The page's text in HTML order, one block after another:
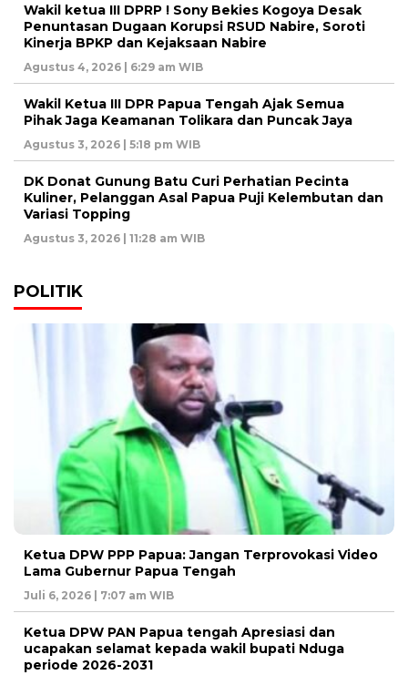
Wakil ketua III DPRP ! Sony Bekies Kogoya Desak
Penuntasan Dugaan Korupsi RSUD Nabire, Soroti
Kinerja BPKP dan Kejaksaan Nabire
Agustus 4, 2026 | 6:29 am WIB
Wakil Ketua III DPR Papua Tengah Ajak Semua
Pihak Jaga Keamanan Tolikara dan Puncak Jaya
Agustus 3, 2026 | 5:18 pm WIB
DK Donat Gunung Batu Curi Perhatian Pecinta
Kuliner, Pelanggan Asal Papua Puji Kelembutan dan
Variasi Topping
Agustus 3, 2026 | 11:28 am WIB
POLITIK
Ketua DPW PPP Papua: Jangan Terprovokasi Video
Lama Gubernur Papua Tengah
Juli 6, 2026 | 7:07 am WIB
Ketua DPW PAN Papua tengah Apresiasi dan
ucapakan selamat kepada wakil bupati Nduga
periode 2026-2031